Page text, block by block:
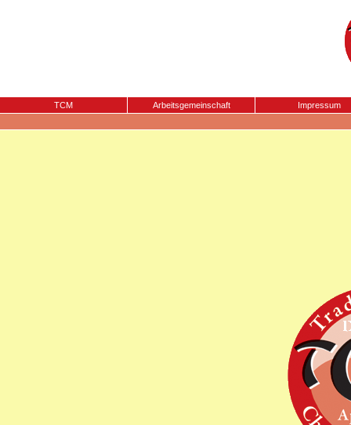
TCM Arbeitsgemeinschaft Impressum